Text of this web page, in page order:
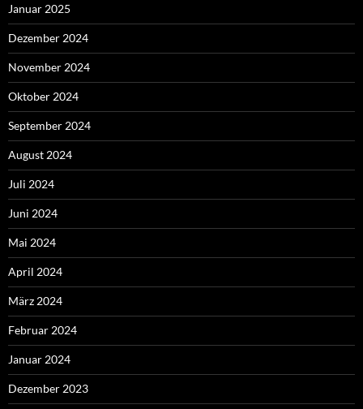
Januar 2025
Dezember 2024
November 2024
Oktober 2024
September 2024
August 2024
Juli 2024
Juni 2024
Mai 2024
April 2024
März 2024
Februar 2024
Januar 2024
Dezember 2023